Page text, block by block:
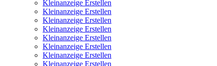
Kleinanzeige Erstellen
Kleinanzeige Erstellen
Kleinanzeige Erstellen
Kleinanzeige Erstellen
Kleinanzeige Erstellen
Kleinanzeige Erstellen
Kleinanzeige Erstellen
Kleinanzeige Erstellen